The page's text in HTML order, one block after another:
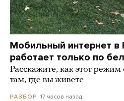
Мобильный интернет в
работает только по
Расскажите, как этот режим
там, где вы живете
РАЗБОР 17 часов назад